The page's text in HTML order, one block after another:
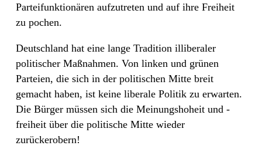
Parteifunktionären aufzutreten und auf ihre Freiheit
zu pochen.
Deutschland hat eine lange Tradition illiberaler
politischer Maßnahmen. Von linken und grünen
Parteien, die sich in der politischen Mitte breit
gemacht haben, ist keine liberale Politik zu erwarten.
Die Bürger müssen sich die Meinungshoheit und -
freiheit über die politische Mitte wieder
zurückerobern!